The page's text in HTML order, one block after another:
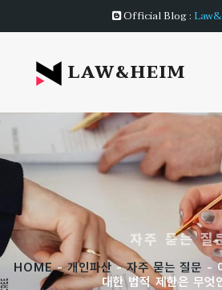
Official Blog :
LAW&HEIM
자주 묻는 질
HOME-개인파산-자주 묻는 질문 -
대한 법적 제한은 무엇